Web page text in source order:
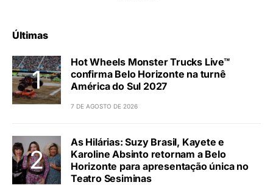
Últimas
Hot Wheels Monster Trucks Live™
confirma Belo Horizonte na turnê
América do Sul 2027
7 DE AGOSTO DE 2026
As Hilárias: Suzy Brasil, Kayete e
Karoline Absinto retornam a Belo
Horizonte para apresentação única no
Teatro Sesiminas